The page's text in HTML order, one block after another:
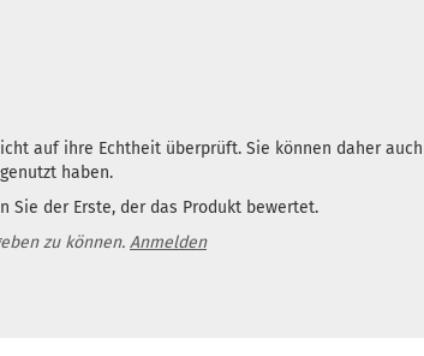
auf ihre Echtheit überprüft. Sie können daher
haben.
Sie der Erste, der das Produkt bewertet.
zu können. Anmelden